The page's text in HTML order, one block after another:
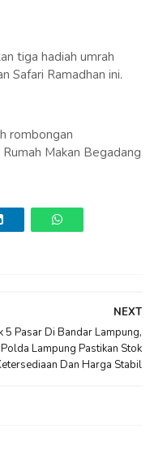
tiga hadiah umrah
Safari Ramadhan ini.
rombongan
Makan Begadang
NEXT
5 Pasar Di Bandar Lampung,
Polda Lampung Pastikan Stok
Dan Harga Stabil